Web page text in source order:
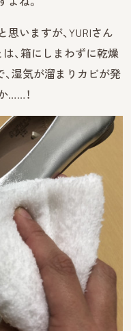
いますが、YURIさん
、箱にしまわずに乾燥
湿気が溜まりカビが発
……！